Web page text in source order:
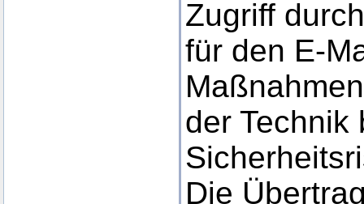
Zugriff
für den E-
der Technik
Die